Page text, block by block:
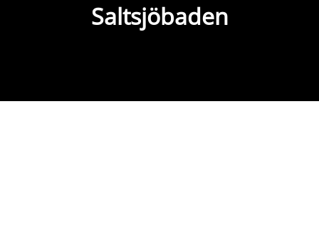
Saltsjöbaden